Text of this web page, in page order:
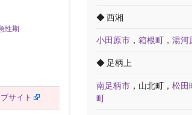
性期
サイト
◆ 西湘
小田原市 ， 箱根町 ， 湯河
◆ 足柄上
南足柄市 ，山北町， 松田
町